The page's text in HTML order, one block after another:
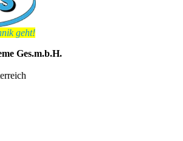
geht!
Ges.m.b.H.